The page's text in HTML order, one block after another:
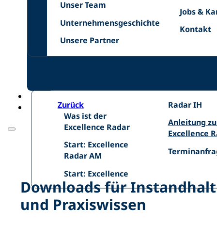
Unser Team
Unser
Unternehmensgeschichte
Unternehmensgeschichte
Unsere Partner
Unsere
Jobs &
Jobs
Karriere
Kontakt
Kontakt
Zurück
Was ist der
Excellence Radar
Was
ist
Excellence
Radar
Start: Excellence
Radar AM
Start:
Excellence
AM
Start: Excellence
Radar IH
Start:
Excellence
IH
Anleitung
Excellence
Anleitung
zum
Radar
Downloads für
und Praxiswissen